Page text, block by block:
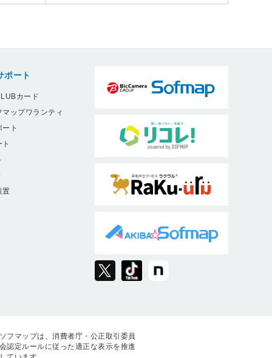
ポート
カード
ップワランティ
ト
置
ソフマップは、消費者庁・公正取引委員
会認定ルールに従った適正な表示を推進